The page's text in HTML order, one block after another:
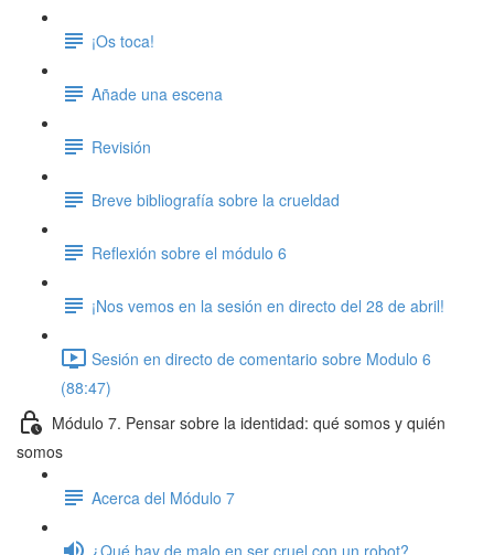
¡Os toca!
Añade una escena
Revisión
Breve bibliografía sobre la crueldad
Reflexión sobre el módulo 6
¡Nos vemos en la sesión en directo del 28 de abril!
Sesión en directo de comentario sobre Modulo 6
(88:47)
Módulo 7. Pensar sobre la identidad: qué somos y quién
somos
Acerca del Módulo 7
¿Qué hay de malo en ser cruel con un robot?